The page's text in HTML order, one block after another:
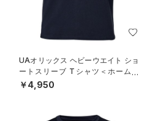
UAオリックス ヘビーウエイト ショ
ートスリーブ Tシャツ＜ホーム＞
（ベースボール/UNISEX）
￥4,950